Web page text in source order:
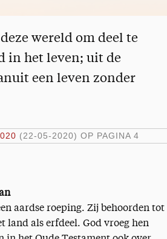
wereld om deel te
in het leven; uit de
een leven zonder
(22-05-2020) OP PAGINA 4
aardse roeping. Zij behoorden tot
land als erfdeel. God vroeg hen